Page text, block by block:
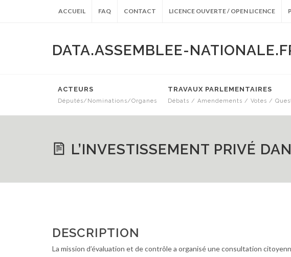
ACCUEIL FAQ CONTACT LICENCE OUVERTE / OPEN LICENCE
DATA.ASSEMBLEE-
ACTEURS
Députés/Nominations/Organes
TRAVAUX PARLEMENTAIRES
Débats / Amendements / Votes /
L’INVESTISSEMENT PRIVÉ
DESCRIPTION
La mission d’évaluation et de contrôle a organisé une consultation